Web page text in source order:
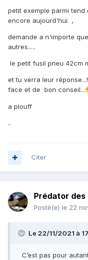
j'espère que c'est pas
Bon enfin les goûts et
comme tu le dit si
petit exemple parmi tend
encore aujourd'hui ,
demande a n'importe
autres.....
le petit fusil pneu 42cm
et tu verra leur
face et de bon conseil...
a plouff
..
Citer
Prédator des
Posté(e) le 22
Le 22/11/2021 à
C’est pas pour